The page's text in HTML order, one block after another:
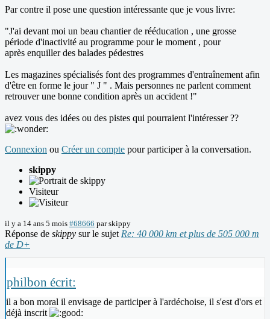
Par contre il pose une question intéressante que je vous livre:
"J'ai devant moi un beau chantier de rééducation , une grosse
période d'inactivité au programme pour le moment , pour
après enquiller des balades pédestres
Les magazines spécialisés font des programmes d'entraînement afin
d'être en forme le jour " J " . Mais personnes ne parlent comment
retrouver une bonne condition après un accident !"
avez vous des idées ou des pistes qui pourraient l'intéresser ??
Connexion ou Créer un compte pour participer à la conversation.
skippy
Visiteur
il y a 14 ans 5 mois #68666 parskippy
Réponse de skippy sur le sujet Re: 40 000 km et plus de 505 000 m
de D+
philbon écrit:
il a bon moral il envisage de participer à l'ardéchoise, il s'est d'ors et
déjà inscrit